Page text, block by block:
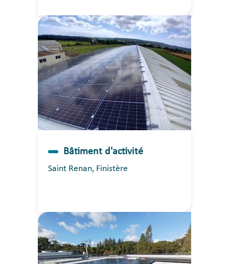
Bâtiment d'activité
Saint Renan, Finistère